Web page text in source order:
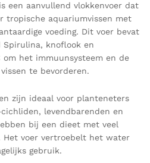
een aanvullend vlokkenvoer dat
tropische aquariumvissen met
voeding. Dit voer bevat
Spirulina, knoflook en
om het immuunsysteem en de
te bevorderen.
zijn ideaal voor planteneters
levendbarenden en
bij een dieet met veel
Het voer vertroebelt het water
gebruik.